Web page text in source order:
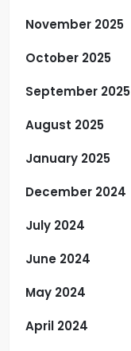
November 2025
October 2025
September 2025
August 2025
January 2025
December 2024
July 2024
June 2024
May 2024
April 2024